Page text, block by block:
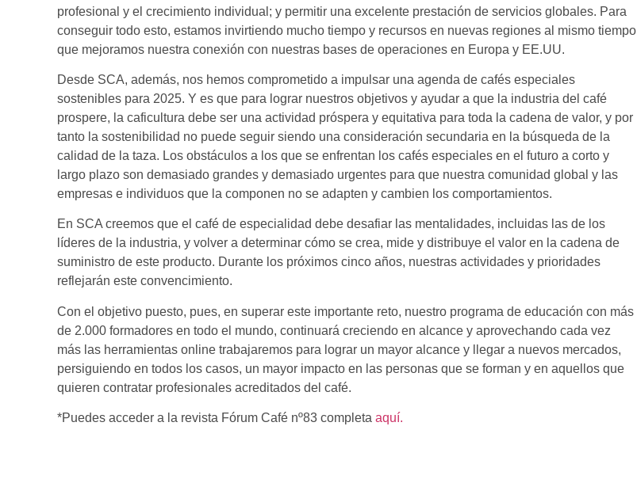
profesional y el crecimiento individual; y permitir una excelente prestación de servicios globales. Para
conseguir todo esto, estamos invirtiendo mucho tiempo y recursos en nuevas regiones al mismo tiempo
que mejoramos nuestra conexión con nuestras bases de operaciones en Europa y EE.UU.
Desde SCA, además, nos hemos comprometido a impulsar una agenda de cafés especiales
sostenibles para 2025. Y es que para lograr nuestros objetivos y ayudar a que la industria del café
prospere, la caficultura debe ser una actividad próspera y equitativa para toda la cadena de valor, y por
tanto la sostenibilidad no puede seguir siendo una consideración secundaria en la búsqueda de la
calidad de la taza. Los obstáculos a los que se enfrentan los cafés especiales en el futuro a corto y
largo plazo son demasiado grandes y demasiado urgentes para que nuestra comunidad global y las
empresas e individuos que la componen no se adapten y cambien los comportamientos.
En SCA creemos que el café de especialidad debe desafiar las mentalidades, incluidas las de los
líderes de la industria, y volver a determinar cómo se crea, mide y distribuye el valor en la cadena de
suministro de este producto. Durante los próximos cinco años, nuestras actividades y prioridades
reflejarán este convencimiento.
Con el objetivo puesto, pues, en superar este importante reto, nuestro programa de educación con más
de 2.000 formadores en todo el mundo, continuará creciendo en alcance y aprovechando cada vez
más las herramientas online trabajaremos para lograr un mayor alcance y llegar a nuevos mercados,
persiguiendo en todos los casos, un mayor impacto en las personas que se forman y en aquellos que
quieren contratar profesionales acreditados del café.
*Puedes acceder a la revista Fórum Café nº83 completa aquí.